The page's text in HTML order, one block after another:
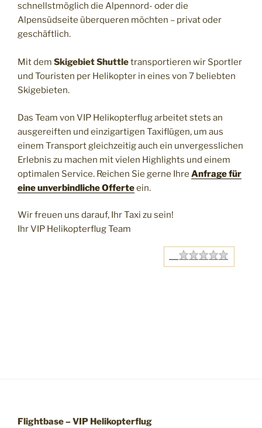
schnellstmöglich die Alpennord- oder die
Alpensüdseite überqueren möchten – privat oder
geschäftlich.
Mit dem Skigebiet Shuttletransportieren wir Sportler
und Touristen per Helikopter in eines von 7 beliebten
Skigebieten.
Das Team von VIP Helikopterflug arbeitet stets an
ausgereiften und einzigartigen Taxiflügen, um aus
einem Transport gleichzeitig auch ein unvergesslichen
Erlebnis zu machen mit vielen Highlights und einem
optimalen Service. Reichen Sie gerne Ihre Anfrage für
eine unverbindliche Offerteein.
Wir freuen uns darauf, Ihr Taxi zu sein!
Ihr VIP Helikopterflug Team
Rating
1 star
2 stars
3 stars
4 stars
5 stars
Flightbase – VIP Helikopterflug